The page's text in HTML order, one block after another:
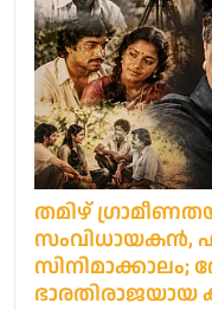
തമിഴ്
സംവിധായകൻ,
സിനിമാക്കാലം;
ഭാരതിരാജയായ